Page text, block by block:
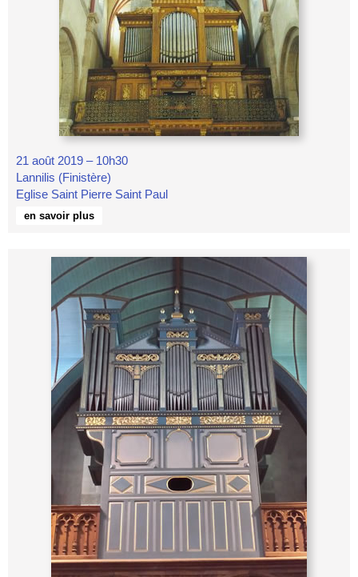
21 août 2019 – 10h30
Lannilis (Finistère)
Eglise Saint Pierre Saint Paul
en savoir plus